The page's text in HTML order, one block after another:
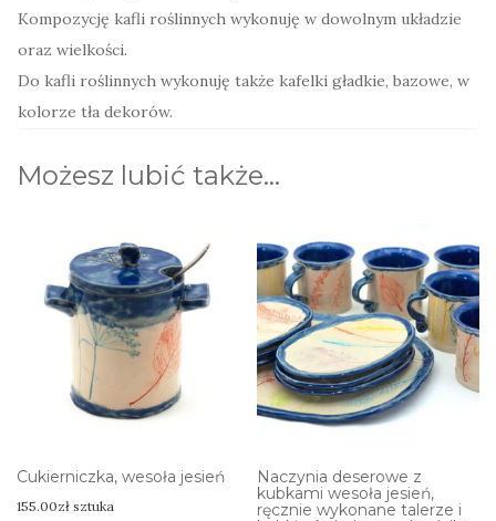
Kompozycję kafli roślinnych wykonuję w dowolnym układzie
oraz wielkości.
Do kafli roślinnych wykonuję także kafelki gładkie, bazowe, w
kolorze tła dekorów.
Możesz lubić także…
Cukierniczka, wesoła jesień
155.00zł sztuka
Naczynia deserowe z
kubkami wesoła jesień,
ręcznie wykonane talerze i